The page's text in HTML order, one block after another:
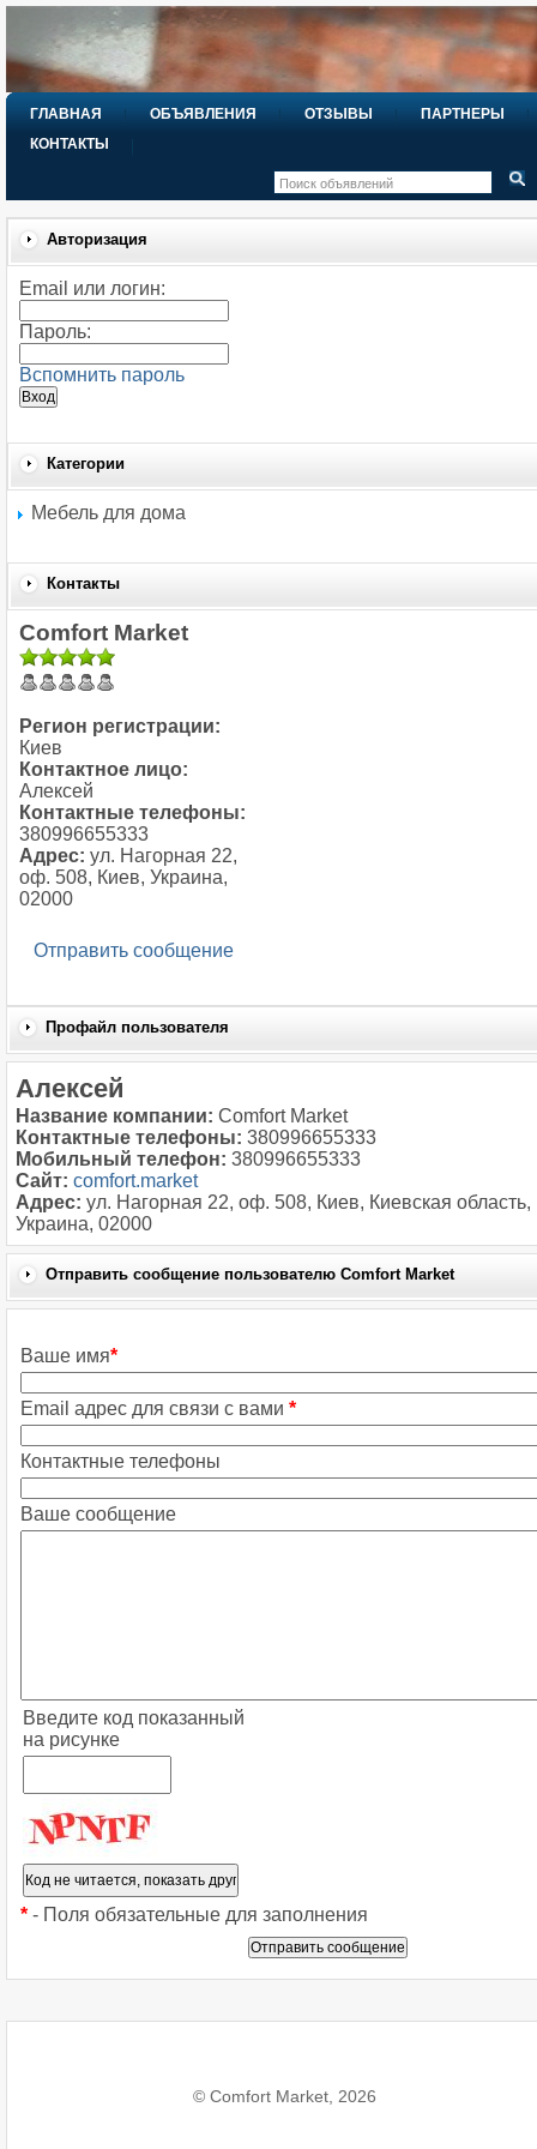
ГЛАВНАЯ ОБЪЯВЛЕНИЯ ОТЗЫВЫ
ПАРТНЕРЫ
КОНТАКТЫ
Авторизация
Email или логин:
Пароль:
Вспомнить пароль
Категории
Мебель для дома
Контакты
Comfort Market
Регион регистрации:
Киев
Контактное лицо:
Алексей
Контактные телефоны:
380996655333
Адрес: ул. Нагорная 22,
оф. 508, Киев, Украина,
02000
Отправить сообщение
Профайл пользователя
Алексей
Название компании: Comfort Market
Контактные телефоны: 380996655333
Мобильный телефон: 380996655333
Сайт: comfort.market
Адрес: ул. Нагорная 22, оф. 508, Киев, Киевская область,
Украина, 02000
Отправить сообщение пользователю Comfort Market
Ваше имя*
Email адрес для связи с вами *
Контактные телефоны
Ваше сообщение
Введите код показанный
на рисунке
* - Поля обязательные для заполнения
© Comfort Market, 2026